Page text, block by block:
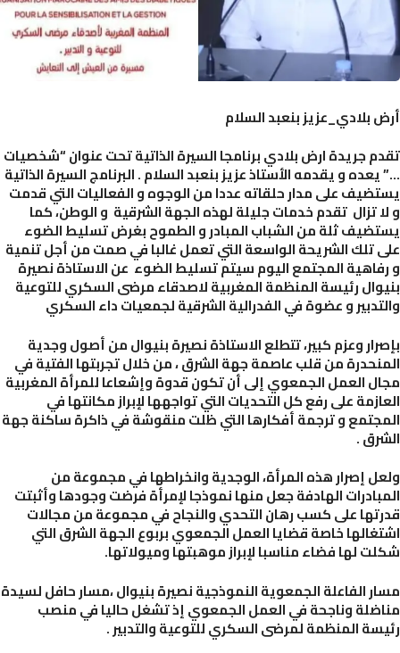
بلادي_عزيز بنعبد السلام
جريدة ارض بلادي برنامجا السيرة الذاتية تحت عنوان “شخصيات
و يقدمه الأستاذ عزيز بنعبد السلام . البرنامج السيرة الذاتية
على مدار حلقاته عددا من الوجوه و الفعاليات التي قدمت
تزال تقدم خدمات جليلة لهذه الجهة الشرقية و الوطن، كما
ثلة من الشباب المبادر و الطموح بغرض تسليط الضوء
تلك الشريحة الواسعة التي تعمل غالبا في صمت من أجل تنمية
المجتمع اليوم سيتم تسليط الضوء عن الاستاذة نصيرة
رئيسة المنظمة المغربية لاصدقاء مرضى السكري للتوعية
و عضوة في الفدرالية الشرقية لجمعيات داء السكري
وعزم كبير، تتطلع الاستاذة نصيرة بنيوال من أصول وجدية
من قلب عاصمة جهة الشرق ، من خلال تجربتها الفتية في
العمل الجمعوي إلى أن تكون قدوة وإشعاعا للمرأة المغربية
على رفع كل التحديات التي تواجهها لإبراز مكانتها في
و ترجمة أفكارها التي ظلت منقوشة في ذاكرة ساكنة جهة
.
إصرار هذه المرأة، الوجدية وانخراطها في مجموعة من
الهادفة جعل منها نموذجا لإمرأة فرضت وجودها وأثبتت
على كسب رهان التحدي والنجاح في مجموعة من مجالات
خاصة قضايا العمل الجمعوي بربوع الجهة الشرق التي
لها فضاء مناسبا لإبراز موهبتها وميولاتها.
الفاعلة الجمعوية النموذجية نصيرة بنيوال ،مسار حافل لسيدة
وناجحة في العمل الجمعوي إذ تشغل حاليا في منصب
المنظمة لمرضى السكري للتوعية والتدبير .